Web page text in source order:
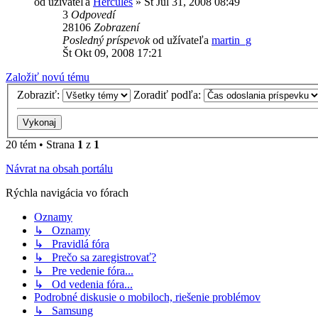
3 Odpovedí
28106 Zobrazení
Posledný príspevokod užívateľa martin_g
Št Okt 09, 2008 17:21
Založiť novú tému
Zobraziť:
Zoradiť podľa:
20 tém • Strana 1 z 1
Návrat na obsah portálu
Rýchla navigácia vo fórach
Oznamy
↳ Oznamy
↳ Pravidlá fóra
↳ Prečo sa zaregistrovať?
↳ Pre vedenie fóra...
↳ Od vedenia fóra...
Podrobné diskusie o mobiloch, riešenie problémov
↳ Samsung